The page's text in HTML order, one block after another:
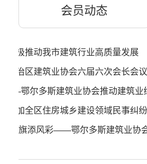
会员动态
积极推动我市建筑行业高质量发展